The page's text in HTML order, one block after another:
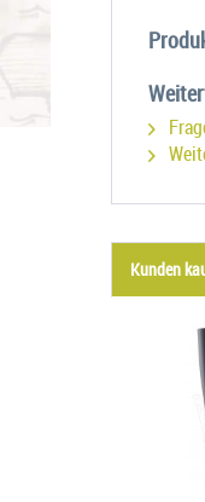
Kunden